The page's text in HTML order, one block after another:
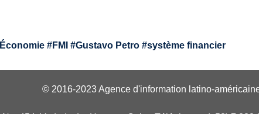
Économie #FMI #Gustavo Petro #système financier
© 2016-2023 Agence d'information latino-